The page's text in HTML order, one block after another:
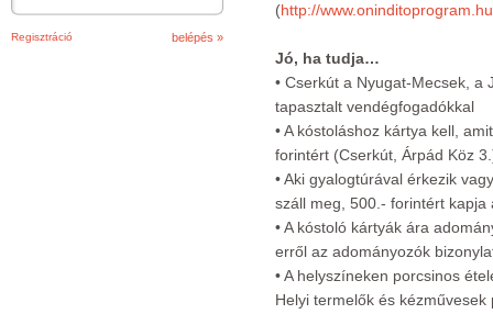
Regisztráció
(http://
Jó, ha tudja…
• Cserkút a Nyugat-Mecsek, a
tapasztalt vendégfogadókkal
• A kóstoláshoz kártya kell,
forintért (Cserkút, Árpád Köz
• Aki gyalogtúrával érkezik
száll meg, 500.- forintért kapja
• A kóstoló kártyák ára
erről az adományozók
• A helyszíneken porcsinos
Helyi termelők és